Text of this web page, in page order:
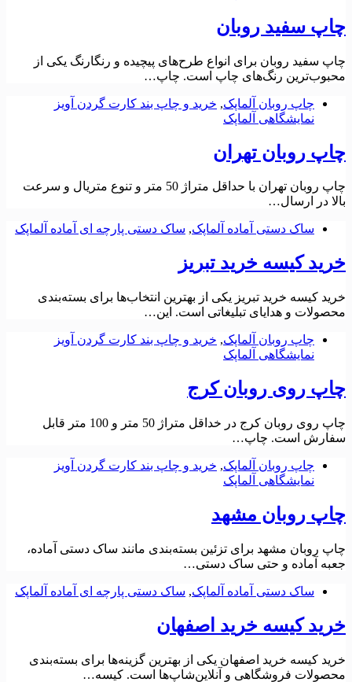
چاپ سفید روبان
چاپ سفید روبان برای انواع طرح‌های پیچیده و رنگارنگ یکی از
محبوب‌ترین رنگ‌های چاپ است. چاپ…
چاپ روبان آلماپک, خرید و چاپ بند کارت گردن آویز
نمایشگاهی آلماپک
چاپ روبان تهران
چاپ روبان تهران با حداقل متراژ 50 متر و تنوع متریال و سرعت
بالا در ارسال…
ساک دستی آماده آلماپک, ساک دستی پارچه ای آماده آلماپک
خرید کیسه خرید تبریز
خرید کیسه خرید تبریز یکی از بهترین انتخاب‌ها برای بسته‌بندی
محصولات و هدایای تبلیغاتی است. این…
چاپ روبان آلماپک, خرید و چاپ بند کارت گردن آویز
نمایشگاهی آلماپک
چاپ روی روبان کرج
چاپ روی روبان کرج در خداقل متراژ 50 متر و 100 متر قابل
سفارش است. چاپ…
چاپ روبان آلماپک, خرید و چاپ بند کارت گردن آویز
نمایشگاهی آلماپک
چاپ روبان مشهد
چاپ روبان مشهد برای تزئین بسته‌بندی مانند ساک دستی آماده،
جعبه آماده و حتی ساک دستی…
ساک دستی آماده آلماپک, ساک دستی پارچه ای آماده آلماپک
خرید کیسه خرید اصفهان
خرید کیسه خرید اصفهان یکی از بهترین گزینه‌ها برای بسته‌‌بندی
محصولات فروشگاهی و آنلاین‌شاپ‌ها است. کیسه…